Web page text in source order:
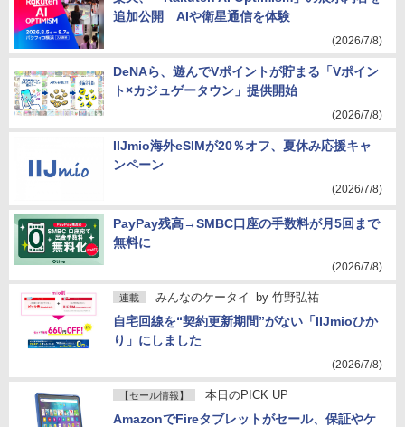
追加公開 AIや衛星通信を体験
(2026/7/8)
DeNAら、遊んでVポイントが貯まる「Vポイン
ト×カジュゲータウン」提供開始
(2026/7/8)
IIJmio海外eSIMが20％オフ、夏休み応援キャ
ンペーン
(2026/7/8)
PayPay残高→SMBC口座の手数料が月5回まで
無料に
(2026/7/8)
連載 みんなのケータイ by 竹野弘祐
自宅回線を“契約更新期間”がない「IIJmioひか
り」にしました
(2026/7/8)
【セール情報】 本日のPICK UP
AmazonでFireタブレットがセール、保証やケ